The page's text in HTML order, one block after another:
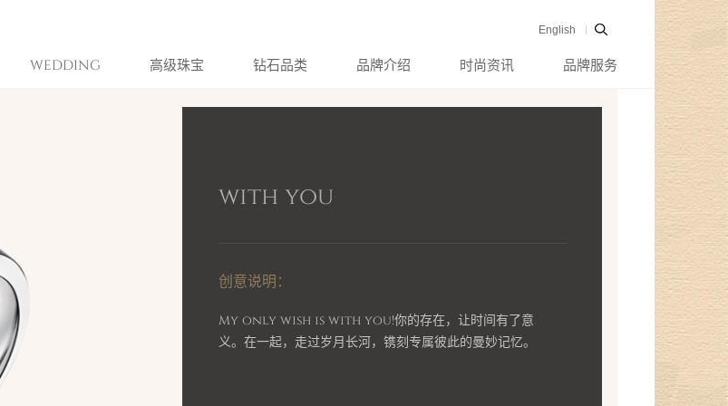
English
WEDDING 高级珠宝 钻石品类 品牌介绍 时尚资讯 品牌服务
with you
创意说明：
My only wish is with you!你的存在，让时间有了意
义。在一起，走过岁月长河，镌刻专属彼此的曼妙记忆。